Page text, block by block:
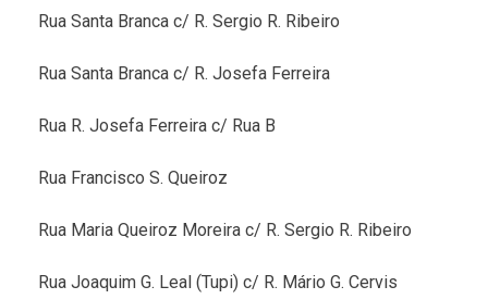
Rua Santa Branca c/ R. Sergio R. Ribeiro
Rua Santa Branca c/ R. Josefa Ferreira
Rua R. Josefa Ferreira c/ Rua B
Rua Francisco S. Queiroz
Rua Maria Queiroz Moreira c/ R. Sergio R. Ribeiro
Rua Joaquim G. Leal (Tupi) c/ R. Mário G. Cervis